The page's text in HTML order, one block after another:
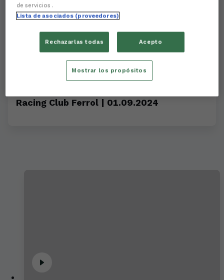
Racing Club Ferrol | 01.09.2024
de servicios .
Lista de asociados (proveedores)
Rechazarlas todas Acepto
Mostrar los propósitos